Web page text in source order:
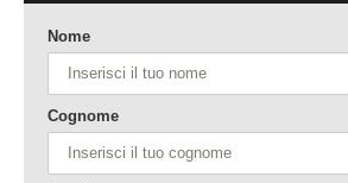
Nome
Cognome